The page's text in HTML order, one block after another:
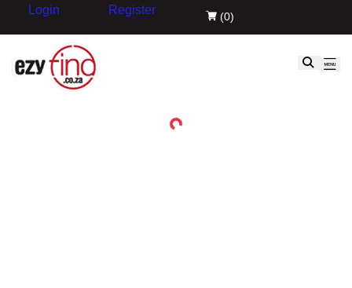
Login Register
(0)